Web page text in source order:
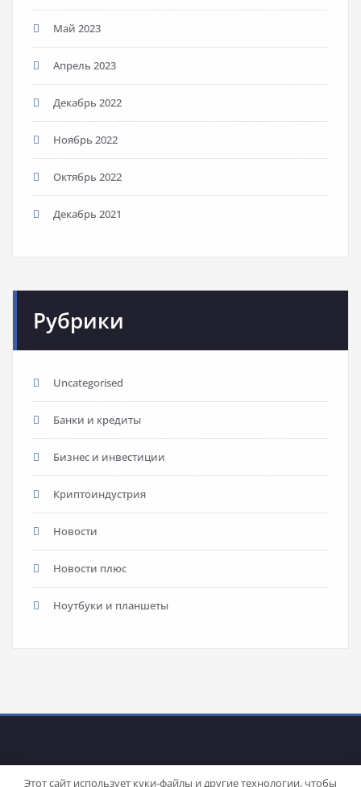
Май 2023
Апрель 2023
Декабрь 2022
Ноябрь 2022
Октябрь 2022
Декабрь 2021
Рубрики
Uncategorised
Банки и кредиты
Бизнес и инвестиции
Криптоиндустрия
Новости
Новости плюс
Ноутбуки и планшеты
Этот сайт использует куки-файлы и другие технологии, чтобы